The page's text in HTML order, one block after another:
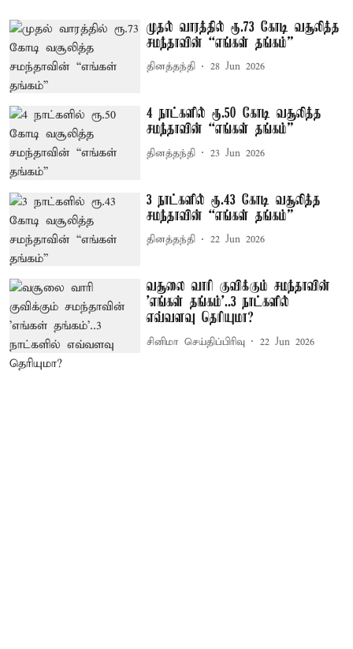
முதல் வாரத்தில் ரூ.73 கோடி வசூலித்த
சமந்தாவின் “எங்கள் தங்கம்”
தினத்தந்தி 28 Jun 2026
4 நாட்களில் ரூ.50 கோடி வசூலித்த
சமந்தாவின் “எங்கள் தங்கம்”
தினத்தந்தி 23 Jun 2026
3 நாட்களில் ரூ.43 கோடி வசூலித்த
சமந்தாவின் “எங்கள் தங்கம்”
தினத்தந்தி 22 Jun 2026
வசூலை வாரி குவிக்கும் சமந்தாவின்
'எங்கள் தங்கம்'..3 நாட்களில்
எவ்வளவு தெரியுமா?
சினிமா செய்திப்பிரிவு 22 Jun 2026